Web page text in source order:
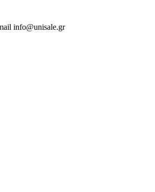
info@unisale.gr